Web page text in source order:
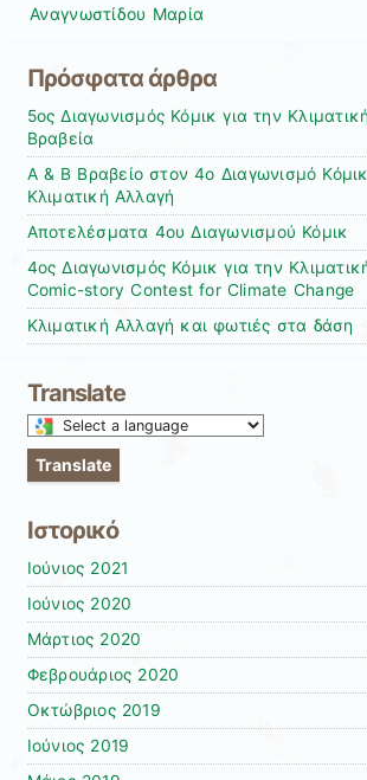
Αναγνωστίδου Μαρία
Πρόσφατα άρθρα
5ος Διαγωνισμός Κόμικ για την
Βραβεία
Α & Β Βραβείο στον 4ο Διαγωνισμό
Κλιματική Αλλαγή
Αποτελέσματα 4ου Διαγωνισμού Κόμικ
4ος Διαγωνισμός Κόμικ για την
Comic-story Contest for Climate Change
Κλιματική Αλλαγή και φωτιές στα δάση
Translate
Select
a
translate
Translate
Ιστορικό
Ιούνιος 2021
Ιούνιος 2020
Μάρτιος 2020
Φεβρουάριος 2020
Οκτώβριος 2019
Ιούνιος 2019